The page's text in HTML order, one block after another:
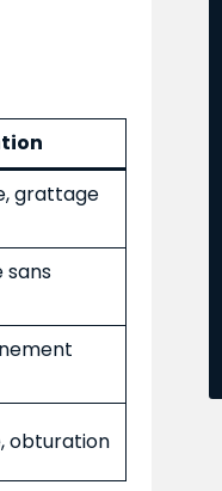
grattage
sans
obturation